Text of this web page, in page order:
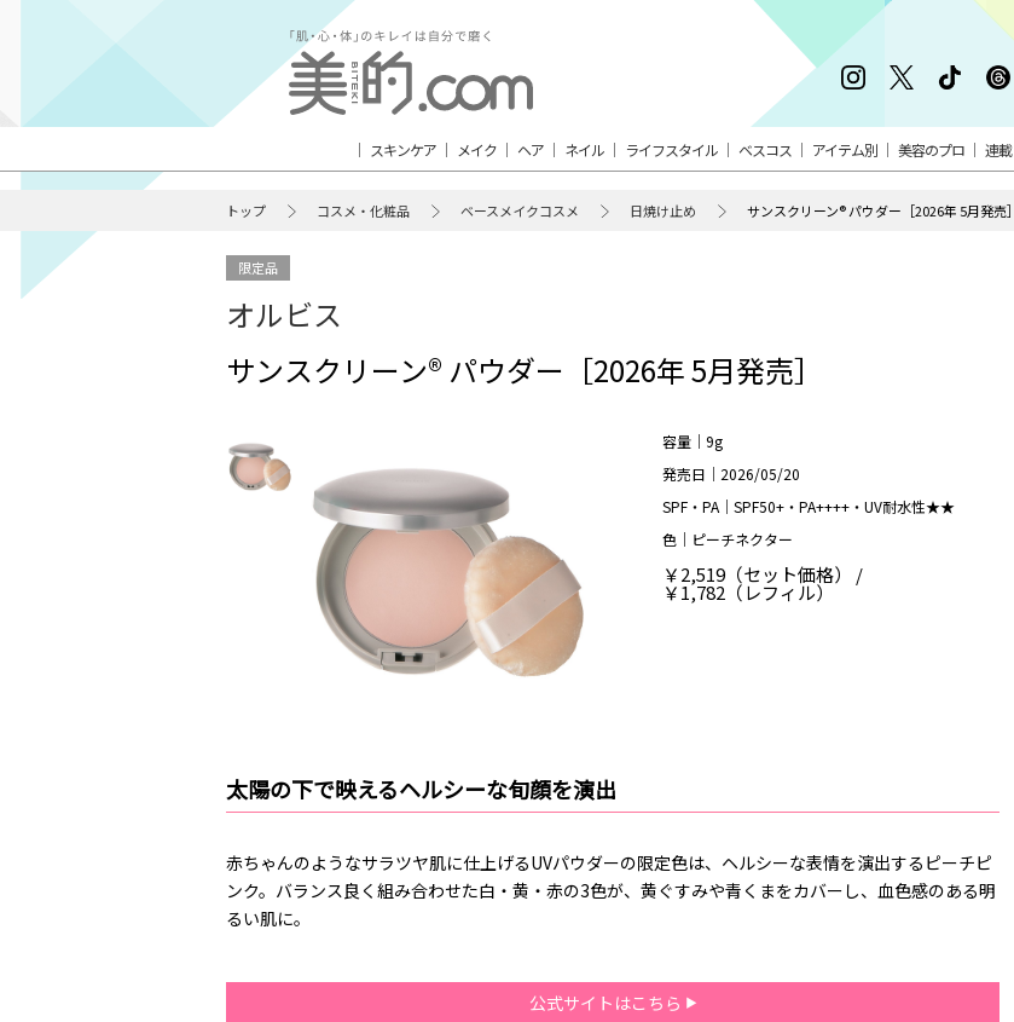
スキンケア メイク ヘア ネイル ライフスタイル ベスコス アイテム別 美容のプロ 連載
トップ コスメ・化粧品 ベースメイクコスメ 日焼け止め サンスクリーン® パウダー［2026年 5月発売］
限定品
オルビス
サンスクリーン® パウダー［2026年 5月発売］
容量｜9g
発売日｜2026/05/20
SPF・PA｜SPF50+・PA++++・UV耐水性★★
色｜ピーチネクター
￥2,519（セット価格） /
￥1,782（レフィル）
太陽の下で映えるヘルシーな旬顔を演出
赤ちゃんのようなサラツヤ肌に仕上げるUVパウダーの限定色は、ヘルシーな表情を演出するピーチピ
ンク。バランス良く組み合わせた白・黄・赤の3色が、黄ぐすみや青くまをカバーし、血色感のある明
るい肌に。
公式サイトはこちら